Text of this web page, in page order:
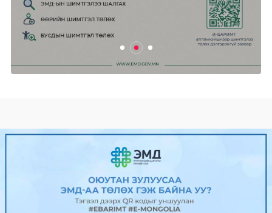
Ганцмод-Гашуунсухайтын төмөр
замын бүтээн байгуула...
2025/04/24 0 485
2025/04/24 0 512
сарын...
2025/04/24 0 494